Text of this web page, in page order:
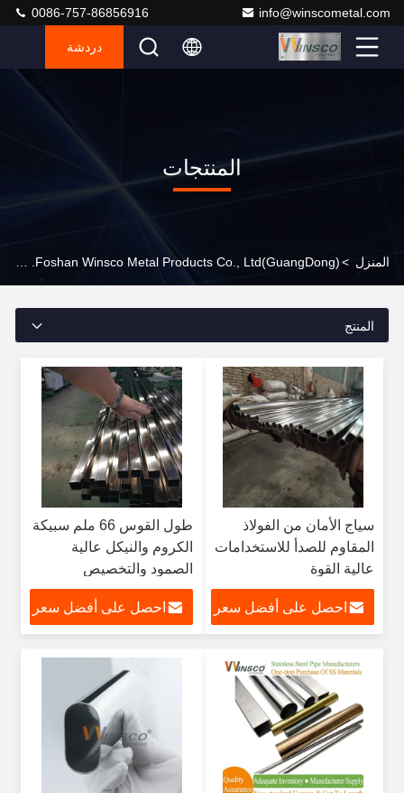
info@winscometal.com
0086-757-86856916
دردشة
المنتجات
المنزل >
المنتج
سياج الأمان من الفولاذ
المقاوم للصدأ للاستخدامات
عالية القوة
احصل على أفضل سعر
طول القوس 66 ملم سبيكة
الكروم والنيكل عالية
الصمود والتخصيص
احصل على أفضل سعر